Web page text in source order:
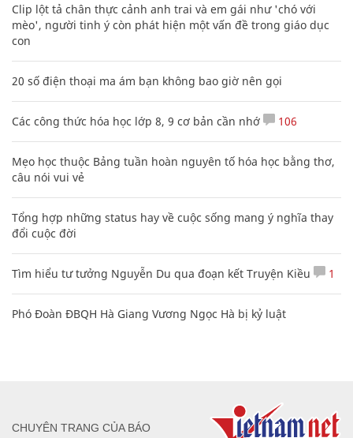
Clip lột tả chân thực cảnh anh trai và em gái như 'chó với
mèo', người tinh ý còn phát hiện một vấn đề trong giáo dục
con
20 số điện thoại ma ám bạn không bao giờ nên gọi
Các công thức hóa học lớp 8, 9 cơ bản cần nhớ 106
Mẹo học thuộc Bảng tuần hoàn nguyên tố hóa học bằng thơ,
câu nói vui vẻ
Tổng hợp những status hay về cuộc sống mang ý nghĩa thay
đổi cuộc đời
Tìm hiểu tư tưởng Nguyễn Du qua đoạn kết Truyện Kiều 1
Phó Đoàn ĐBQH Hà Giang Vương Ngọc Hà bị kỷ luật
CHUYÊN TRANG CỦA BÁO